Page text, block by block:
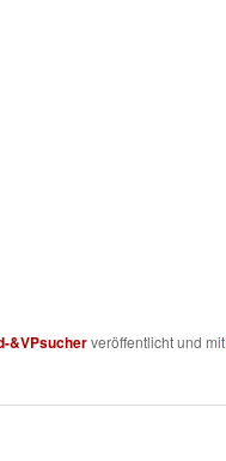
&VPsucherveröffentlicht und mit